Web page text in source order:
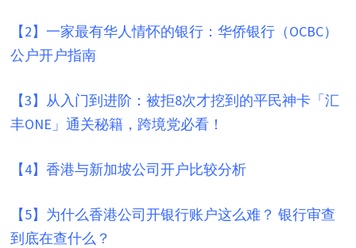
【2】一家最有华人情怀的银行：华侨银行（OCBC）
公户开户指南
【3】 从入门到进阶：被拒8次才挖到的平民神卡「汇
丰ONE」通关秘籍，跨境党必看！
【4】香港与新加坡公司开户比较分析
【5】 为什么香港公司开银行账户这么难？ 银行审查
到底在查什么？